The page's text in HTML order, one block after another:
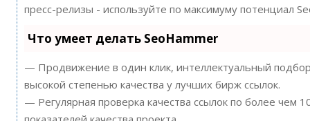
пресс-релизы - используйте по максимуму потенциал
Что умеет делать SeoHammer
— Продвижение в один клик, интеллектуальный
высокой степенью качества у лучших бирж ссылок.
— Регулярная проверка качества ссылок по более чем